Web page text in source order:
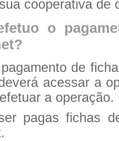
cooperativa de
o
de
acessar a
a operação.
pagas fichas